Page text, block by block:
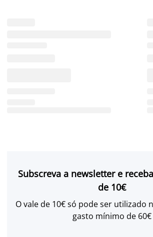
Subscreva a newsletter e
de 10€
O vale de 10€ só pode ser utilizado
gasto mínimo de 60€